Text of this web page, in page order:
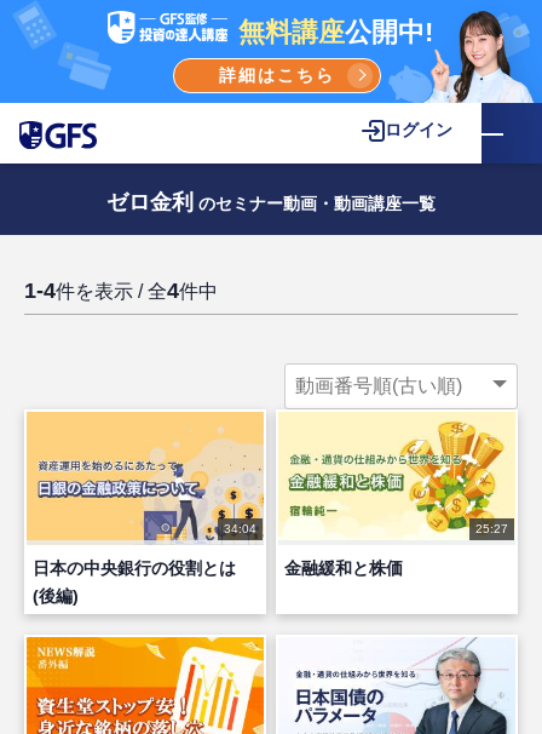
無料講座公開中!
詳細はこちら
ログイン
ゼロ金利 のセミナー動画・動画講座一覧
1-4件を表示 / 全4件中
34:04
日本の中央銀行の役割とは
(後編)
25:27
金融緩和と株価